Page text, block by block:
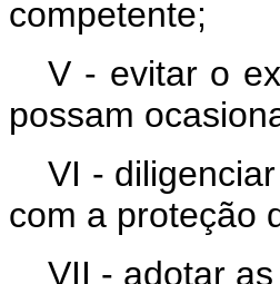
competente;
V - evitar o
possam
VI -
com a proteção
VII - adotar